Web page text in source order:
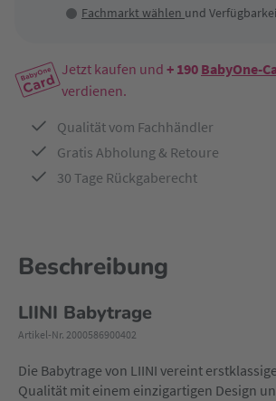
Fachmarkt wählen und
Jetzt kaufen und + 190 BabyOne-
verdienen.
Qualität vom Fachhändler
Gratis Abholung & Retoure
30 Tage Rückgaberecht
Beschreibung
LIINI Babytrage
Artikel-Nr. 2000586900402
Die Babytrage von LIINI vereint
Qualität mit einem einzigartigen Design